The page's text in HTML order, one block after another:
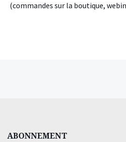
(commandes sur la boutique,
ABONNEMENT